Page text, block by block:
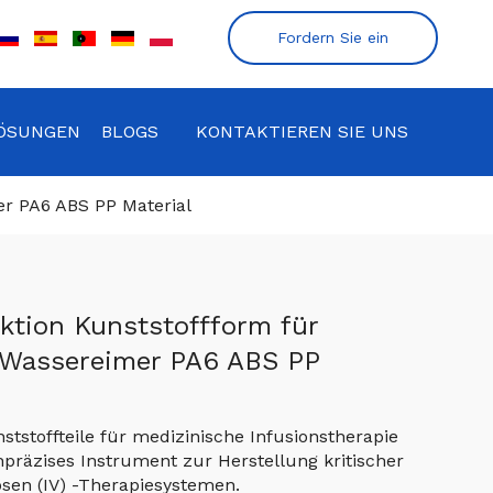
Fordern Sie ein
Angebot an
BLOGS KONTAKTIEREN SIE UNS
ABS PP Material
Kunststoffform für
PA6 ABS PP
für medizinische Infusionstherapie
Instrument zur Herstellung kritischer
(IV) -Therapiesystemen.